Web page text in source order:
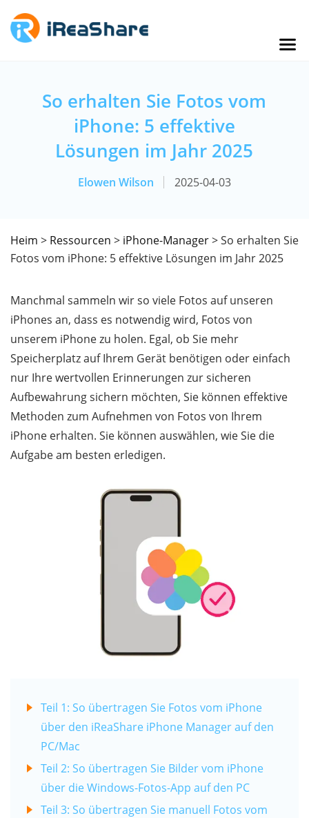
So erhalten Sie Fotos vom
iPhone: 5 effektive
Lösungen im Jahr 2025
Elowen Wilson 2025-04-03
Heim > Ressourcen > iPhone-Manager> So erhalten Sie
Fotos vom iPhone: 5 effektive Lösungen im Jahr 2025
Manchmal sammeln wir so viele Fotos auf unseren
iPhones an, dass es notwendig wird, Fotos von
unserem iPhone zu holen. Egal, ob Sie mehr
Speicherplatz auf Ihrem Gerät benötigen oder einfach
nur Ihre wertvollen Erinnerungen zur sicheren
Aufbewahrung sichern möchten, Sie können effektive
Methoden zum Aufnehmen von Fotos von Ihrem
iPhone erhalten. Sie können auswählen, wie Sie die
Aufgabe am besten erledigen.
Teil 1: So übertragen Sie Fotos vom iPhone
über den iReaShare iPhone Manager auf den
PC/Mac
Teil 2: So übertragen Sie Bilder vom iPhone
über die Windows-Fotos-App auf den PC
Teil 3: So übertragen Sie manuell Fotos vom